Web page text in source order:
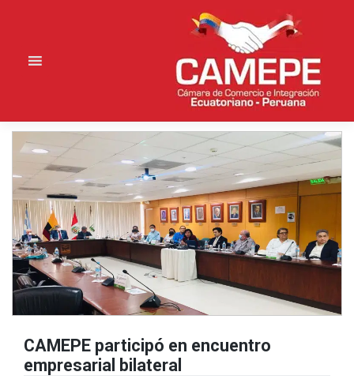
CAMEPE participó en encuentro
empresarial bilateral